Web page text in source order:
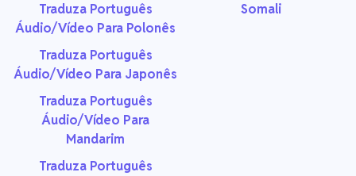
Traduza Português
Áudio/Vídeo Para Polonês
Traduza Português
Áudio/Vídeo Para Japonês
Traduza Português
Áudio/Vídeo Para
Mandarim
Traduza Português
Somali